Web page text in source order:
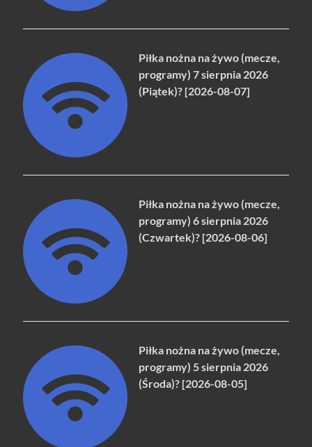
Piłka nożna na żywo (mecze,
programy) 7 sierpnia 2026
(Piątek)? [2026-08-07]
Piłka nożna na żywo (mecze,
programy) 6 sierpnia 2026
(Czwartek)? [2026-08-06]
Piłka nożna na żywo (mecze,
programy) 5 sierpnia 2026
(Środa)? [2026-08-05]